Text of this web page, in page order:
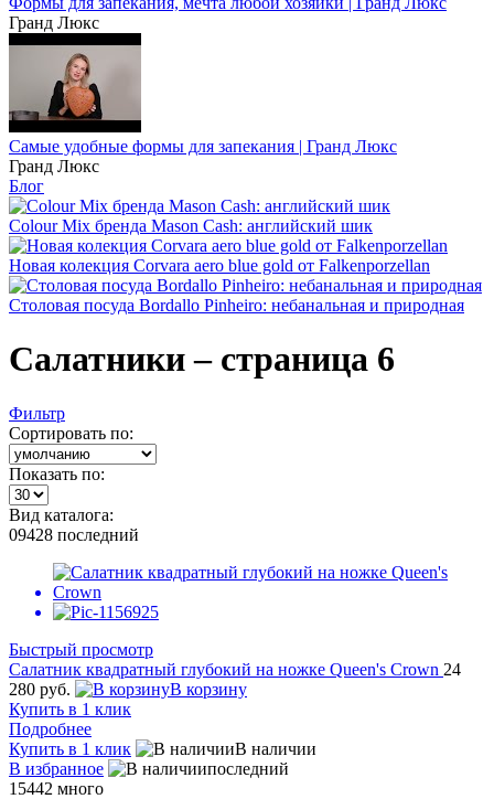
Гранд Люкс
Самые удобные формы для запекания | Гранд Люкс
Гранд Люкс
Блог
Colour Mix бренда Mason Cash: английский шик
Новая колекция Corvara aero blue gold от Falkenporzellan
Столовая посуда Bordallo Pinheiro: небанальная и природная
Салатники – страница 6
Фильтр
Сортировать по:
Показать по:
Вид каталога:
09428 последний
Быстрый просмотр
Салатник квадратный глубокий на ножке Queen's Crown 24
280 руб.
В корзину
Купить в 1 клик
Подробнее
Купить в 1 клик
В наличии
В избранное
последний
15442 много